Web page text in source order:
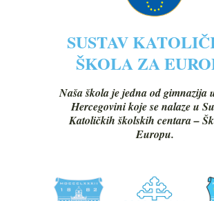
SUSTAV
ŠKOLA ZA
Naša škola je jedna od gimnazija
Hercegovini koje se nalaze u
Katoličkih školskih centara –
Europu.